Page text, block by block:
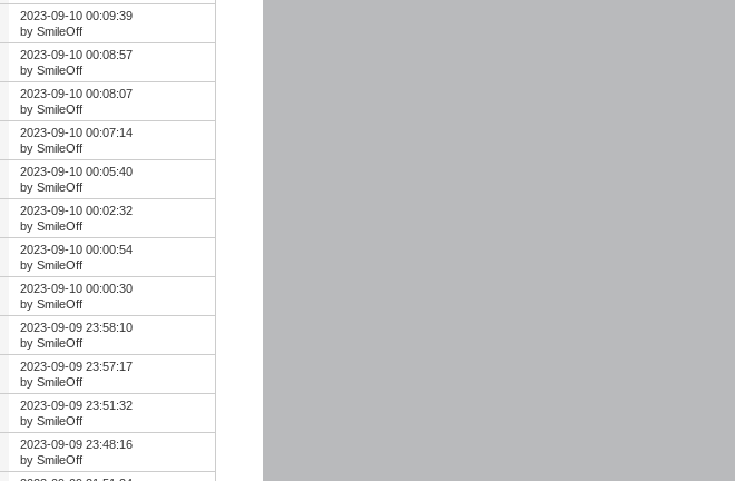
2023-09-10 00:09:39
by SmileOff
2023-09-10 00:08:57
by SmileOff
2023-09-10 00:08:07
by SmileOff
2023-09-10 00:07:14
by SmileOff
2023-09-10 00:05:40
by SmileOff
2023-09-10 00:02:32
by SmileOff
2023-09-10 00:00:54
by SmileOff
2023-09-10 00:00:30
by SmileOff
2023-09-09 23:58:10
by SmileOff
2023-09-09 23:57:17
by SmileOff
2023-09-09 23:51:32
by SmileOff
2023-09-09 23:48:16
by SmileOff